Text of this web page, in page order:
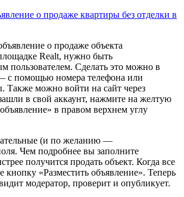
о продаже квартиры без отделки в
о продаже объекта
Realt, нужно быть
пользователем. Сделать это можно в
с помощью номера телефона или
Также можно войти на сайт через
в свой аккаунт, нажмите на желтую
в правом верхнем углу
(и по желанию —
Чем подробнее вы заполните
получится продать объект. Когда все
кнопку «Разместить объявление». Теперь
модератор, проверит и опубликует.